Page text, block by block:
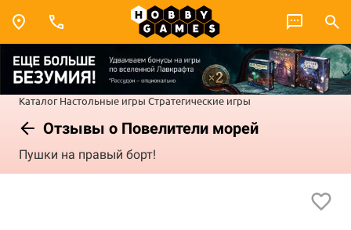
Каталог Настольные игры Стратегические игры
Отзывы о Повелители морей
Пушки на правый борт!